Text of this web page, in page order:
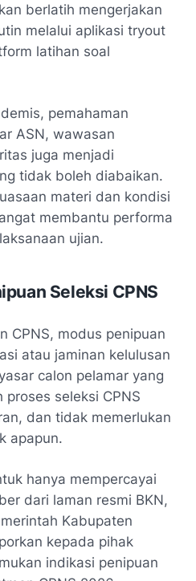
berlatih mengerjakan
melalui aplikasi tryout
latihan soal
pemahaman
ASN, wawasan
juga menjadi
tidak boleh diabaikan.
materi dan kondisi
membantu performa
ujian.
Seleksi CPNS
CPNS, modus penipuan
atau jaminan kelulusan
calon pelamar yang
seleksi CPNS
dan tidak memerlukan
apapun.
hanya mempercayai
dari laman resmi BKN,
Kabupaten
kepada pihak
indikasi penipuan